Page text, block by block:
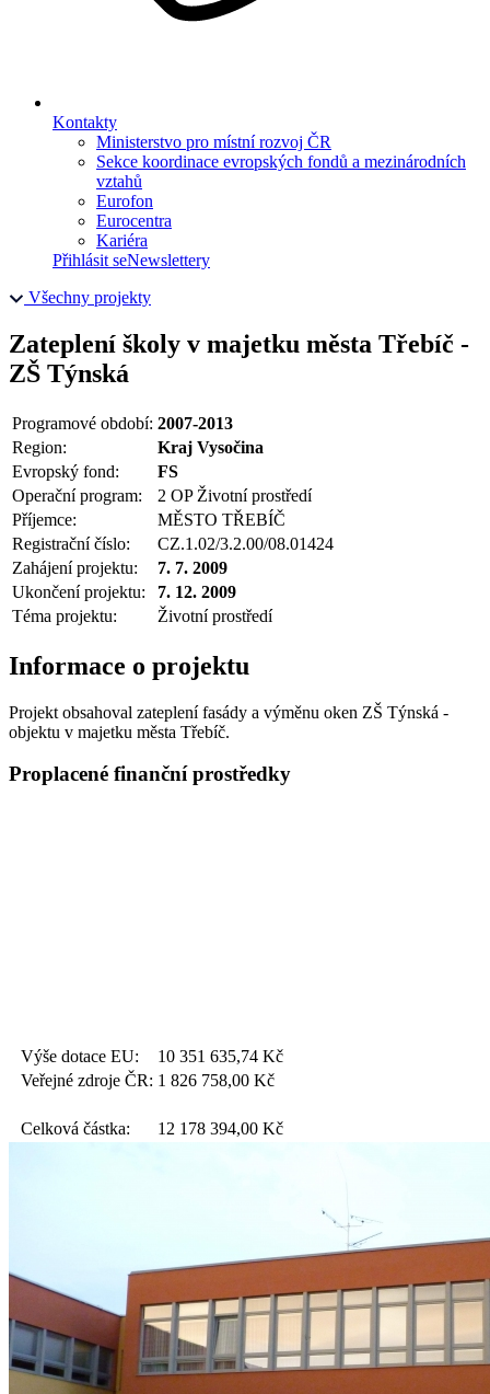
Kontakty
Ministerstvo pro místní rozvoj ČR
Sekce koordinace evropských fondů a mezinárodních
vztahů
Eurofon
Eurocentra
Kariéra
Přihlásit seNewslettery
Všechny projekty
Zateplení školy v majetku města Třebíč -
ZŠ Týnská
Programové období: 2007-2013
Region:
Kraj Vysočina
Evropský fond:
FS
Operační program:
2 OP Životní prostředí
Příjemce:
MĚSTO TŘEBÍČ
Registrační číslo:
CZ.1.02/3.2.00/08.01424
Zahájení projektu:
7. 7. 2009
Ukončení projektu:
7. 12. 2009
Téma projektu:
Životní prostředí
Informace o projektu
Projekt obsahoval zateplení fasády a výměnu oken ZŠ Týnská -
objektu v majetku města Třebíč.
Proplacené finanční prostředky
Výše dotace EU: 10 351 635,74 Kč
Veřejné zdroje ČR: 1 826 758,00 Kč
Celková částka: 12 178 394,00 Kč